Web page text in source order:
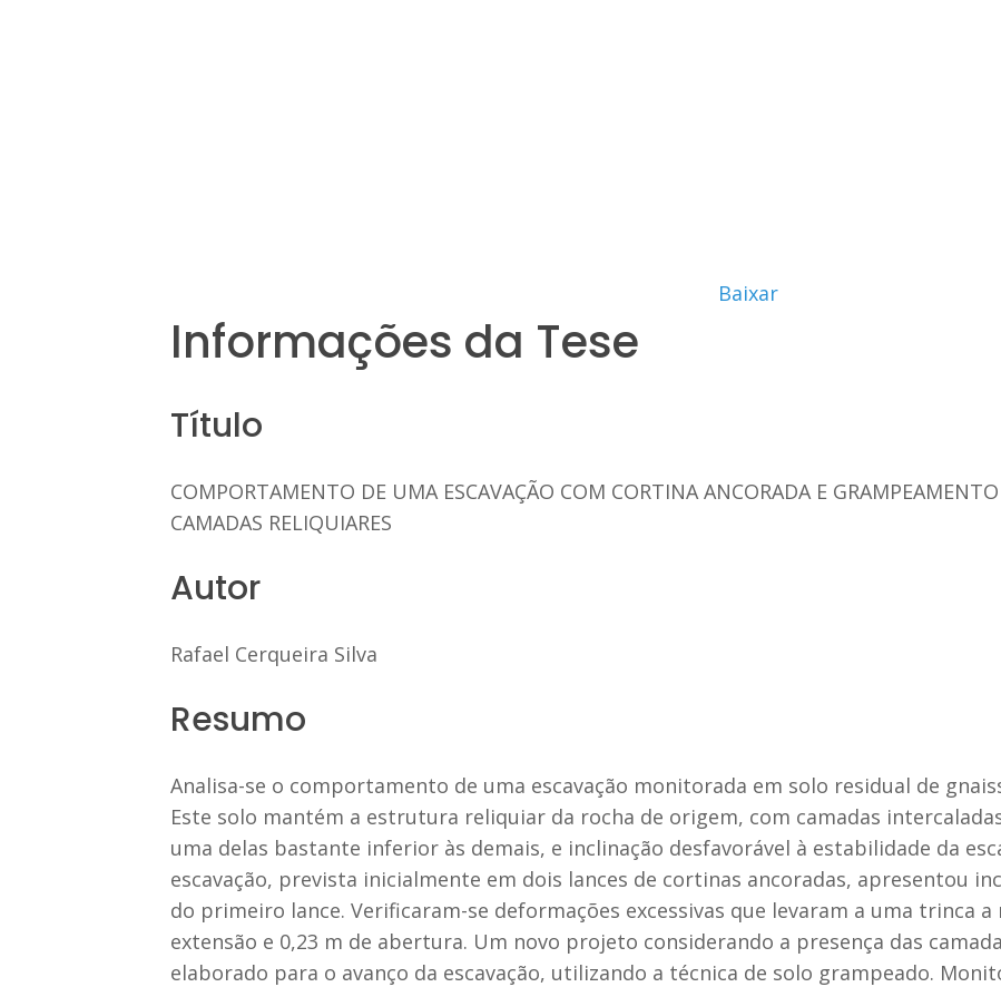
Baixar
Informações da Tese
Título
COMPORTAMENTO DE UMA ESCAVAÇÃO COM CORTINA ANCORADA E
CAMADAS RELIQUIARES
Autor
Rafael Cerqueira Silva
Resumo
Analisa-se o comportamento de uma escavação monitorada em solo residual de
Este solo mantém a estrutura reliquiar da rocha de origem, com camadas
uma delas bastante inferior às demais, e inclinação desfavorável à estabilidade da
escavação, prevista inicialmente em dois lances de cortinas ancoradas, apresentou
do primeiro lance. Verificaram-se deformações excessivas que levaram a uma trinca
extensão e 0,23 m de abertura. Um novo projeto considerando a presença das
elaborado para o avanço da escavação, utilizando a técnica de solo grampeado.